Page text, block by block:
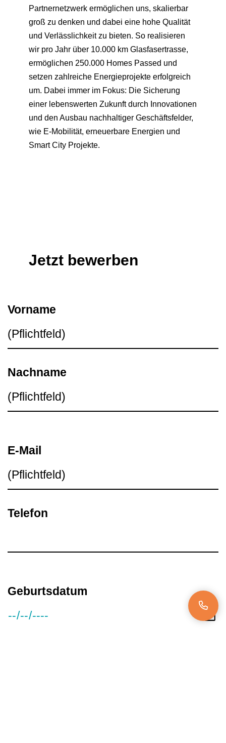
Partnernetzwerk ermöglichen uns, skalierbar
groß zu denken und dabei eine hohe Qualität
und Verlässlichkeit zu bieten. So realisieren
wir pro Jahr über 10.000 km Glasfasertrasse,
ermöglichen 250.000 Homes Passed und
setzen zahlreiche Energieprojekte erfolgreich
um. Dabei immer im Fokus: Die Sicherung
einer lebenswerten Zukunft durch Innovationen
und den Ausbau nachhaltiger Geschäftsfelder,
wie E-Mobilität, erneuerbare Energien und
Smart City Projekte.
Jetzt bewerben
Vorname
Nachname
E-Mail
Telefon
Geburtsdatum